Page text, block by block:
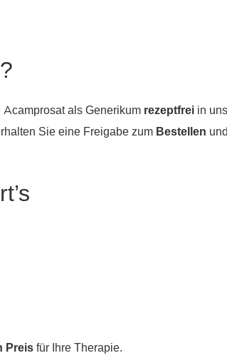
als Generikum rezeptfrei in
Sie eine Freigabe zum Bestellen
Preisfür Ihre Therapie.